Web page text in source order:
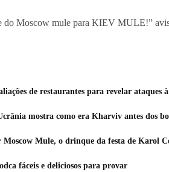
do Moscow mule para KIEV MULE!”
de restaurantes para revelar ataques
mostra como era Kharviv antes dos
Moscow Mule, o drinque da festa de Karol
fáceis e deliciosos para provar